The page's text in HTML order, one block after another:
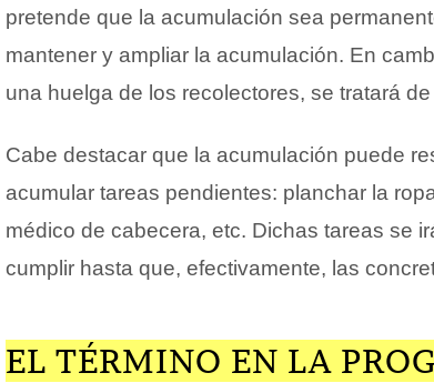
pretende que la acumulación sea
mantener y ampliar la acumulación. En
una huelga de los recolectores, se tratará
Cabe destacar que la acumulación puede
acumular tareas pendientes: planchar la
médico de cabecera, etc. Dichas tareas se
cumplir hasta que, efectivamente, las
EL TÉRMINO EN LA